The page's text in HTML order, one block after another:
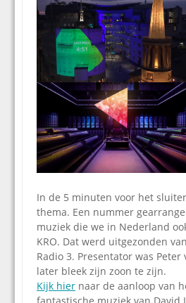
In de 5 minuten voor het
thema. Een nummer
muziek die we in Nederland
KRO. Dat werd uitgezonden
Radio 3. Presentator was
later bleek zijn zoon te zijn.
Kijk hier naar de aanloop van